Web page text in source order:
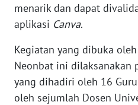
menarik dan dapat
aplikasi Canva.
Kegiatan yang dibuka
Neonbat ini dilaksanakan
yang dihadiri oleh 16
oleh sejumlah Dosen
WN
KEPRI
WN
PAPUA
WN